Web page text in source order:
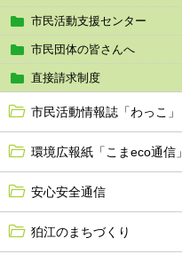
市民活動支援センター
市民団体の皆さんへ
直接請求制度
市民活動情報誌「わっこ」
環境広報紙「こまeco通信」
安心安全通信
狛江のまちづくり